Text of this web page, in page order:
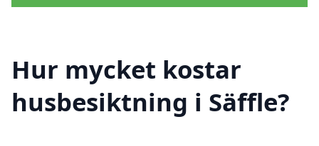
Hur mycket kostar
husbesiktning i Säffle?